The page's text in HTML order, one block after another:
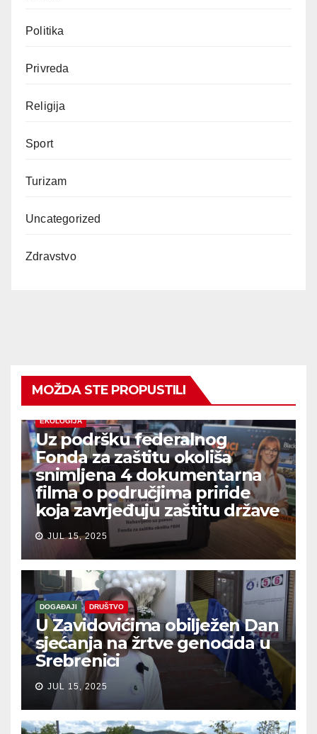
Politika
Privreda
Religija
Sport
Turizam
Uncategorized
Zdravstvo
MOŽDA STE PROPUSTILI
EKOLOGIJA
Uz podršku federalnog
Fonda za zaštitu okoliša
snimljena 4 dokumentarna
filma o područjima priride
koja zavrjeđuju zaštitu države
JUL 15, 2025
DOGAĐAJI DRUŠTVO
U Zavidovićima obilježen Dan
sjećanja na žrtve genocida u
Srebrenici
JUL 15, 2025